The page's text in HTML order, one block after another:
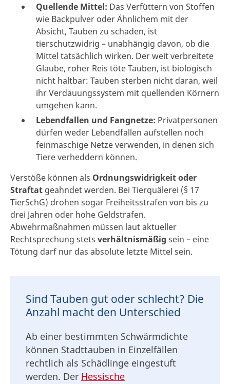
Quellende Mittel: Das Verfüttern von Stoffen
wie Backpulver oder Ähnlichem mit der
Absicht, Tauben zu schaden, ist
tierschutzwidrig – unabhängig davon, ob die
Mittel tatsächlich wirken. Der weit verbreitete
Glaube, roher Reis töte Tauben, ist biologisch
nicht haltbar: Tauben sterben nicht daran, weil
ihr Verdauungssystem mit quellenden Körnern
umgehen kann.
Lebendfallen und Fangnetze: Privatpersonen
dürfen weder Lebendfallen aufstellen noch
feinmaschige Netze verwenden, in denen sich
Tiere verheddern können.
Verstöße können als Ordnungswidrigkeit oder
Straftat geahndet werden. Bei Tierquälerei (§ 17
TierSchG) drohen sogar Freiheitsstrafen von bis zu
drei Jahren oder hohe Geldstrafen.
Abwehrmaßnahmen müssen laut aktueller
Rechtsprechung stets verhältnismäßig sein – eine
Tötung darf nur das absolute letzte Mittel sein.
Sind Tauben gut oder schlecht? Die
Anzahl macht den Unterschied
Ab einer bestimmten Schwärmdichte
können Stadttauben in Einzelfällen
rechtlich als Schädlinge eingestuft
werden. Der Hessische